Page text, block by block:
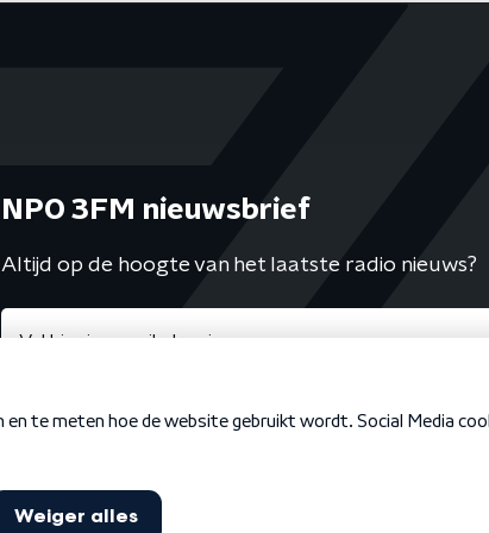
NPO 3FM nieuwsbrief
Altijd op de hoogte van het laatste radio nieuws?